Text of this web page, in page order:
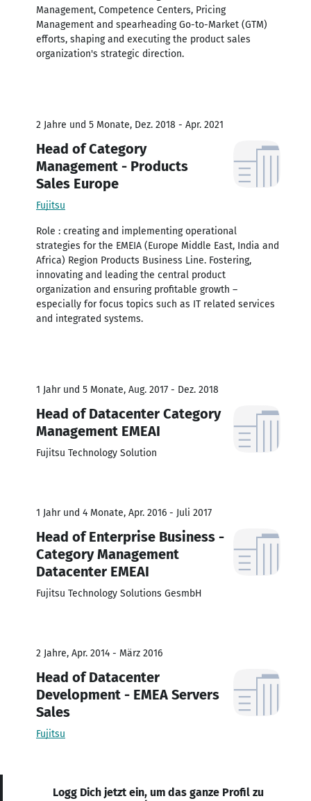
Management, Competence Centers, Pricing
Management and spearheading Go-to-Market (GTM)
efforts, shaping and executing the product sales
organization's strategic direction.
2 Jahre und 5 Monate, Dez. 2018 - Apr. 2021
Head of Category
Management - Products
Sales Europe
Fujitsu
Role : creating and implementing operational
strategies for the EMEIA (Europe Middle East, India and
Africa) Region Products Business Line. Fostering,
innovating and leading the central product
organization and ensuring profitable growth –
especially for focus topics such as IT related services
and integrated systems.
1 Jahr und 5 Monate, Aug. 2017 - Dez. 2018
Head of Datacenter Category
Management EMEAI
Fujitsu Technology Solution
1 Jahr und 4 Monate, Apr. 2016 - Juli 2017
Head of Enterprise Business -
Category Management
Datacenter EMEAI
Fujitsu Technology Solutions GesmbH
2 Jahre, Apr. 2014 - März 2016
Head of Datacenter
Development - EMEA Servers
Sales
Fujitsu
Logg Dich jetzt ein, um das ganze Profil zu